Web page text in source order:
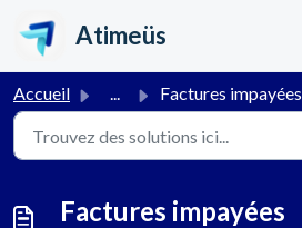
Atimeüs
Accueil ... Factures impayées
Factures impayées